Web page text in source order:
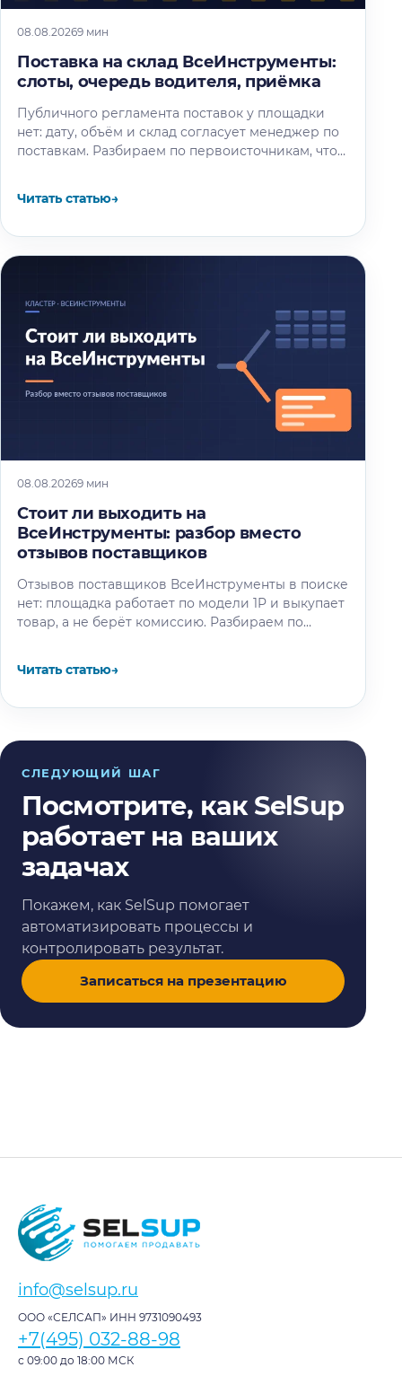
08.08.20269 мин
Поставка на склад ВсеИнструменты:
слоты, очередь водителя, приёмка
Публичного регламента поставок у площадки
нет: дату, объём и склад согласует менеджер по
поставкам. Разбираем по первоисточникам, что
Читать статью→
08.08.20269 мин
Стоит ли выходить на
ВсеИнструменты: разбор вместо
отзывов поставщиков
Отзывов поставщиков ВсеИнструменты в поиске
нет: площадка работает по модели 1P и выкупает
товар, а не берёт комиссию. Разбираем по
Читать статью→
СЛЕДУЮЩИЙ ШАГ
Посмотрите, как SelSup
работает на ваших
задачах
Покажем, как SelSup помогает
автоматизировать процессы и
контролировать результат.
Записаться на презентацию
info@selsup.ru
ООО «СЕЛСАП» ИНН 9731090493
+7(495) 032-88-98
с 09:00 до 18:00 МСК